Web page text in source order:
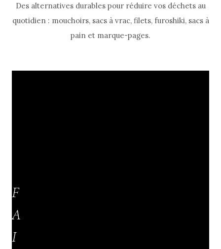
Des alternatives durables pour réduire vos déchets au
quotidien : mouchoirs, sacs à vrac, filets, furoshiki, sacs à
pain et marque-pages.
F
A
I